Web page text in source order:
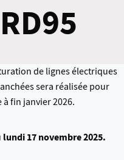
de lignes électriques
sera réalisée pour
fin janvier 2026.
lundi 17 novembre 2025.